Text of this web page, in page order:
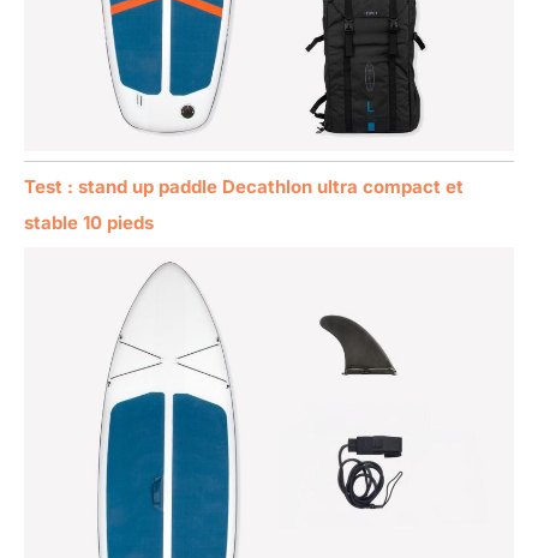
Test : stand up paddle Decathlon ultra compact et
stable 10 pieds